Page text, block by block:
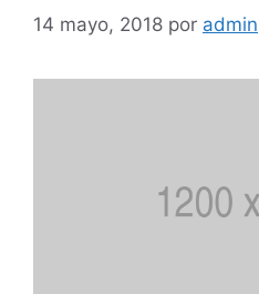
14 mayo, 2018 por admin